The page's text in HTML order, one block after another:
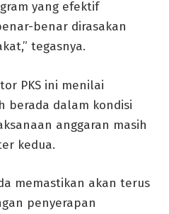
yang efektif
benar dirasakan
tegasnya.
PKS ini menilai
berada dalam kondisi
anggaran masih
kedua.
memastikan akan terus
penyerapan